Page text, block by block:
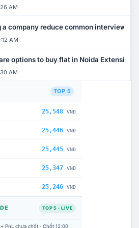
AM
a company reduce common interview
AM
options to buy flat in Noida Extension?
AM
TOP 5
25,548 VNĐ
25,446 VNĐ
25,445 VNĐ
25,347 VNĐ
25,246 VNĐ
TOP 5 · LIVE
PnL chưa chốt · Chốt 12:00